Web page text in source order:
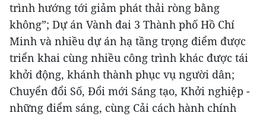
trình hướng tới giảm phát thải ròng bằng
không”; Dự án Vành đai 3 Thành phố Hồ Chí
Minh và nhiều dự án hạ tầng trọng điểm được
triển khai cùng nhiều công trình khác được tái
khởi động, khánh thành phục vụ người dân;
Chuyển đổi Số, Đổi mới Sáng tạo, Khởi nghiệp -
những điểm sáng, cùng Cải cách hành chính